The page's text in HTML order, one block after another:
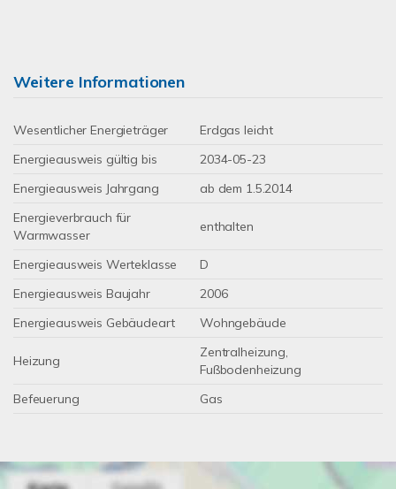
Weitere Informationen
Wesentlicher Energieträger
Erdgas leicht
Energieausweis gültig bis
2034-05-23
Energieausweis Jahrgang
ab dem 1.5.2014
Energieverbrauch für
Warmwasser
enthalten
Energieausweis Werteklasse
D
Energieausweis Baujahr
2006
Energieausweis Gebäudeart
Wohngebäude
Heizung
Zentralheizung,
Fußbodenheizung
Befeuerung
Gas